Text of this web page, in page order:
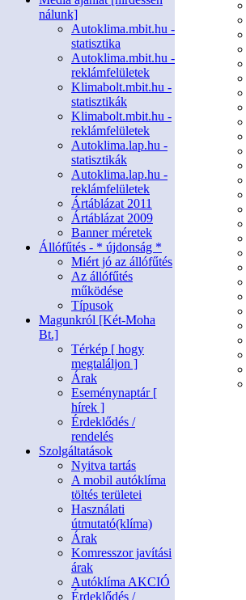
nálunk]
Autoklima.mbit.hu -
statisztika
Autoklima.mbit.hu -
reklámfelületek
Klimabolt.mbit.hu -
statisztikák
Klimabolt.mbit.hu -
reklámfelületek
Autoklima.lap.hu -
statisztikák
Autoklima.lap.hu -
reklámfelületek
Ártáblázat 2011
Ártáblázat 2009
Banner méretek
Állófűtés - * újdonság *
Miért jó az állófűtés
Az állófűtés
működése
Típusok
Magunkról [Két-Moha
Bt.]
Térkép [ hogy
megtaláljon ]
Árak
Eseménynaptár [
hírek ]
Érdeklődés /
rendelés
Szolgáltatások
Nyitva tartás
A mobil autóklíma
töltés területei
Használati
útmutató(klíma)
Árak
Komresszor javítási
árak
Autóklíma AKCIÓ
Érdeklődés /